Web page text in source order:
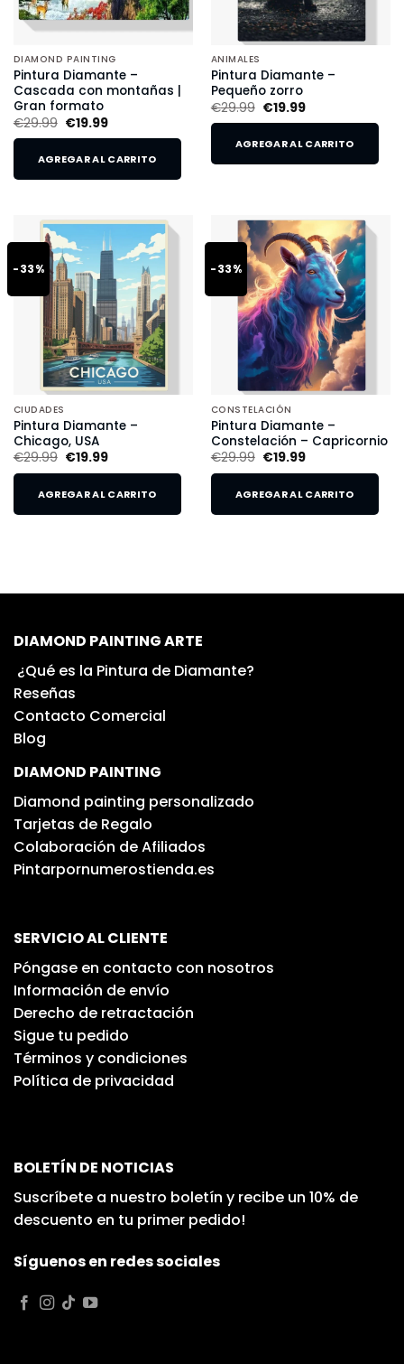
DIAMOND PAINTING
Pintura Diamante –
Cascada con montañas |
Gran formato
€29.99 €19.99
AGREGAR AL CARRITO
ANIMALES
Pintura Diamante –
Pequeño zorro
€29.99 €19.99
AGREGAR AL CARRITO
-33%
CIUDADES
Pintura Diamante –
Chicago, USA
€29.99 €19.99
AGREGAR AL CARRITO
-33%
CONSTELACIÓN
Pintura Diamante –
Constelación – Capricornio
€29.99 €19.99
AGREGAR AL CARRITO
DIAMOND PAINTING ARTE
¿Qué es la Pintura de Diamante?
Reseñas
Contacto Comercial
Blog
DIAMOND PAINTING
Diamond painting personalizado
Tarjetas de Regalo
Colaboración de Afiliados
Pintarpornumerostienda.es
SERVICIO AL CLIENTE
Póngase en contacto con nosotros
Información de envío
Derecho de retractación
Sigue tu pedido
Términos y condiciones
Política de privacidad
BOLETÍN DE NOTICIAS
Suscríbete a nuestro boletín y recibe un 10% de
descuento en tu primer pedido!
Síguenos en redes sociales